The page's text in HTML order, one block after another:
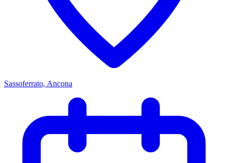
Sassoferrato, Ancona